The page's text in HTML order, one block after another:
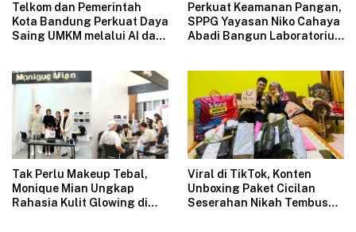
Telkom dan Pemerintah
Kota Bandung Perkuat Daya
Saing UMKM melalui AI dan
Perkuat Keamanan Pangan,
SPPG Yayasan Niko Cahaya
Abadi Bangun Laboratorium
Tak Perlu Makeup Tebal,
Monique Mian Ungkap
Rahasia Kulit Glowing di
Viral di TikTok, Konten
Unboxing Paket Cicilan
Seserahan Nikah Tembus